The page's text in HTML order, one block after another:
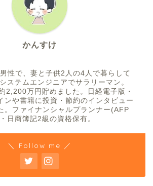
かんすけ
性で、妻と子供2人の4人で暮らして
ステムエンジニアでサラリーマン。
2,200万円貯めました。日経電子版・
ンや書籍に投資・節約のインタビュー
。ファイナンシャルプランナー(AFP
日商簿記2級の資格保有。
＼ Follow me ／